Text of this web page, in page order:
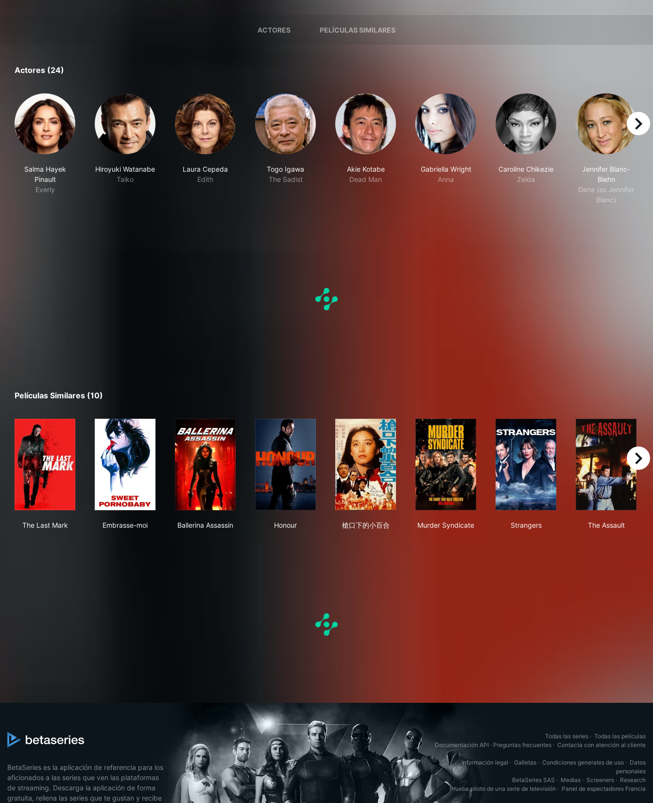
ACTORES PELÍCULAS SIMILARES
Actores (24)
Salma Hayek
Pinault
Everly
Hiroyuki Watanabe
Taiko
Laura Cepeda
Edith
Togo Igawa
The Sadist
Akie Kotabe
Dead Man
Gabriella Wright
Anna
Caroline Chikezie
Zelda
Jennifer Blanc-
Biehn
Dena (as Jennifer
Blanc)
right
Películas Similares (10)
The Last Mark
Embrasse-moi
Ballerina Assassin
Honour
槍口下的小百合
Murder Syndicate
Strangers
The Assault
right
BetaSeries es la aplicación de referencia para los
aficionados a las series que ven las plataformas
de streaming. Descarga la aplicación de forma
gratuita, rellena las series que te gustan y recibe
Todas las series · Todas las películas
Documentación API · Preguntas frecuentes · Contacta con atención al cliente
Información legal · Galletas · Condiciones generales de uso · Datos
personales
BetaSeries SAS · Medias · Screeners · Research
Prueba piloto de una serie de televisión · Panel de espectadores Francia